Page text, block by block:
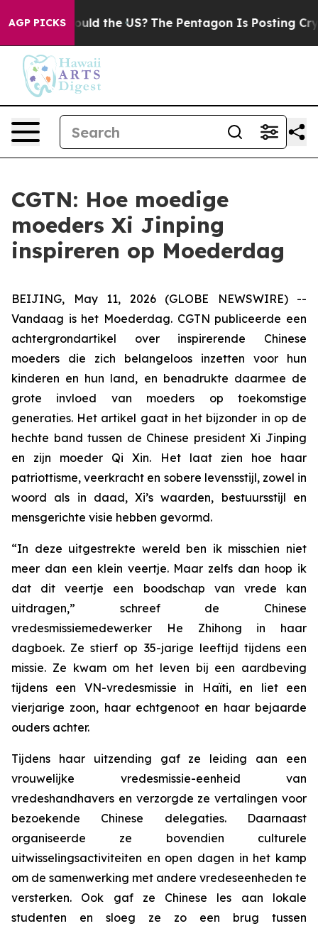
AGP PICKS
Should the US? The Pentagon Is Posting Cryptic
CGTN: Hoe moedige
moeders Xi Jinping
inspireren op Moederdag
BEIJING, May 11, 2026 (GLOBE NEWSWIRE) --
Vandaag is het Moederdag. CGTN publiceerde een
achtergrondartikel over inspirerende Chinese
moeders die zich belangeloos inzetten voor hun
kinderen en hun land, en benadrukte daarmee de
grote invloed van moeders op toekomstige
generaties. Het artikel gaat in het bijzonder in op de
hechte band tussen de Chinese president Xi Jinping
en zijn moeder Qi Xin. Het laat zien hoe haar
patriottisme, veerkracht en sobere levensstijl, zowel in
woord als in daad, Xi’s waarden, bestuursstijl en
mensgerichte visie hebben gevormd.
“In deze uitgestrekte wereld ben ik misschien niet
meer dan een klein veertje. Maar zelfs dan hoop ik
dat dit veertje een boodschap van vrede kan
uitdragen,” schreef de Chinese
vredesmissiemedewerker He Zhihong in haar
dagboek. Ze stierf op 35-jarige leeftijd tijdens een
missie. Ze kwam om het leven bij een aardbeving
tijdens een VN-vredesmissie in Haïti, en liet een
vierjarige zoon, haar echtgenoot en haar bejaarde
ouders achter.
Tijdens haar uitzending gaf ze leiding aan een
vrouwelijke vredesmissie-eenheid van
vredeshandhavers en verzorgde ze vertalingen voor
bezoekende Chinese delegaties. Daarnaast
organiseerde ze bovendien culturele
uitwisselingsactiviteiten en open dagen in het kamp
om de samenwerking met andere vredeseenheden te
versterken. Ook gaf ze Chinese les aan lokale
studenten en sloeg ze zo een brug tussen